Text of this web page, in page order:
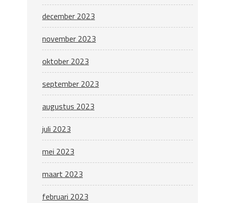
december 2023
november 2023
oktober 2023
september 2023
augustus 2023
juli 2023
mei 2023
maart 2023
februari 2023